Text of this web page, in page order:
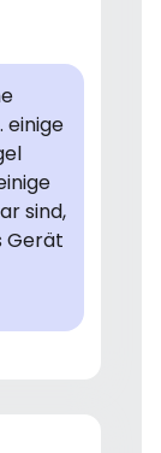
einige
sind,
Gerät